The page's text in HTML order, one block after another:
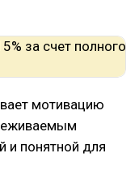
мотивацию
и понятной для